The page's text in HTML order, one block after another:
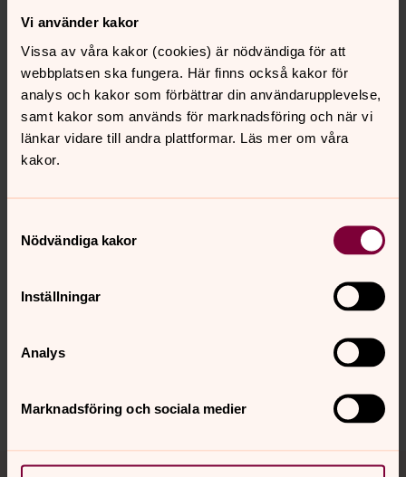
Vi använder kakor
Vissa av våra kakor (cookies) är nödvändiga för att
webbplatsen ska fungera. Här finns också kakor för
analys och kakor som förbättrar din användarupplevelse,
samt kakor som används för marknadsföring och när vi
länkar vidare till andra plattformar. Läs mer om våra
kakor.
Nödvändiga kakor
Inställningar
Analys
Marknadsföring och sociala medier
Gaajhkesidie gaahpan
Gaajhkesh dovnesh åajva guessine gærhkose båetedh:
båeries jïh noerh, dah gïeh jaehkieh jïh dah gïeh eah
jaehkieh. Gyrhkesjimmesne viehkiem åadtjoejibie mijjen
jielemem goerkesidh jïh Jupmelem gaavnedidh.
Gyrhkesjimmie aaj akte væhta jïh vïhnestimmie
gærhkoen jaahkoen bïjre jïh lïhkesvoete sïebredahkesne.
innehåll?